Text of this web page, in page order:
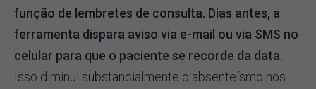
função de lembretes de consulta. Dias antes, a
ferramenta dispara aviso via e-mail ou via SMS no
celular para que o paciente se recorde da data.
Isso diminui substancialmente o absenteísmo nos